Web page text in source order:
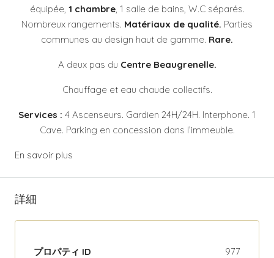
équipée, 1 chambre, 1 salle de bains, W.C séparés.
Nombreux rangements. Matériaux de qualité. Parties
communes au design haut de gamme. Rare.
A deux pas du Centre Beaugrenelle.
Chauffage et eau chaude collectifs.
Services : 4 Ascenseurs. Gardien 24H/24H. Interphone. 1
Cave. Parking en concession dans l’immeuble.
En savoir plus
詳細
プロパティ ID 977